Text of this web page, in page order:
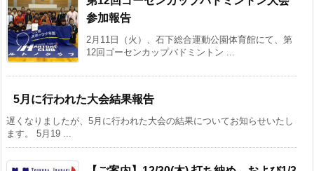
参加報告
2月11日（火）、石下総合運動公園体育館にて、第
12回ゴーセンカップバドミントン ...
5月に行われた大会結果報告
遅くなりましたが、5月に行われた大会の結果についてお知らせいたし
ます。 5月19 ...